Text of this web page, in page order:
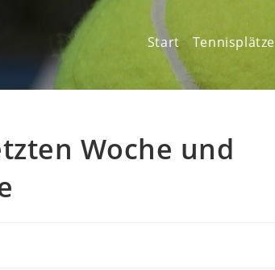
Start Tennisplätze
Woche und